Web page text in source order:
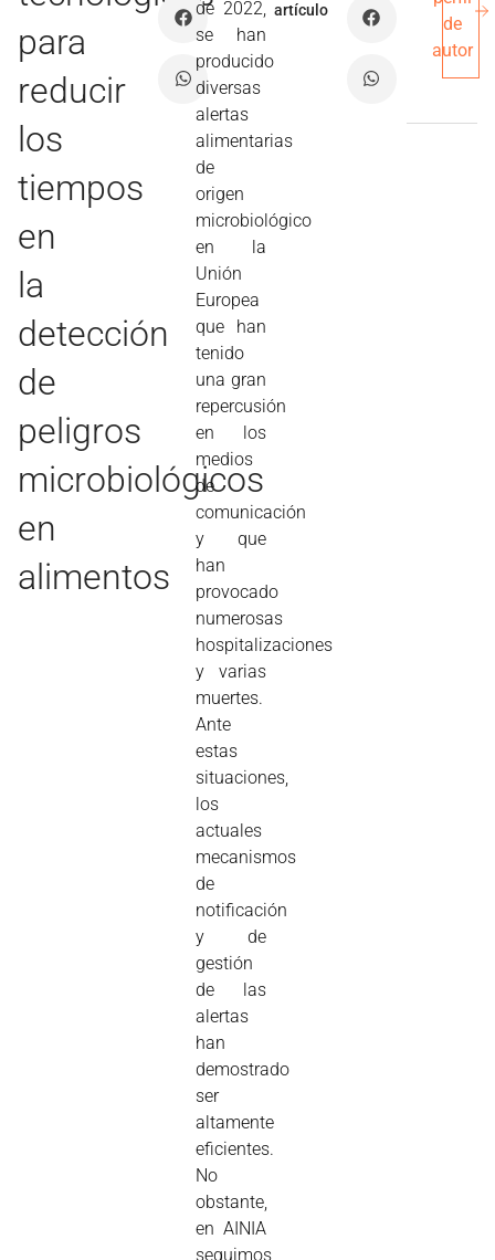
para
reducir
los
tiempos
en
la
detección
de
peligros
microbiológicos
en
alimentos
de 2022,
se han
producido
diversas
alertas
alimentarias
de
origen
microbiológico
en la
Unión
Europea
que han
tenido
una gran
repercusión
en los
medios
de
comunicación
y que
han
provocado
numerosas
hospitalizaciones
y varias
muertes.
Ante
estas
situaciones,
los
actuales
mecanismos
de
notificación
y de
gestión
de las
alertas
han
demostrado
ser
altamente
eficientes.
No
obstante,
en AINIA
seguimos
artículo
de
autor